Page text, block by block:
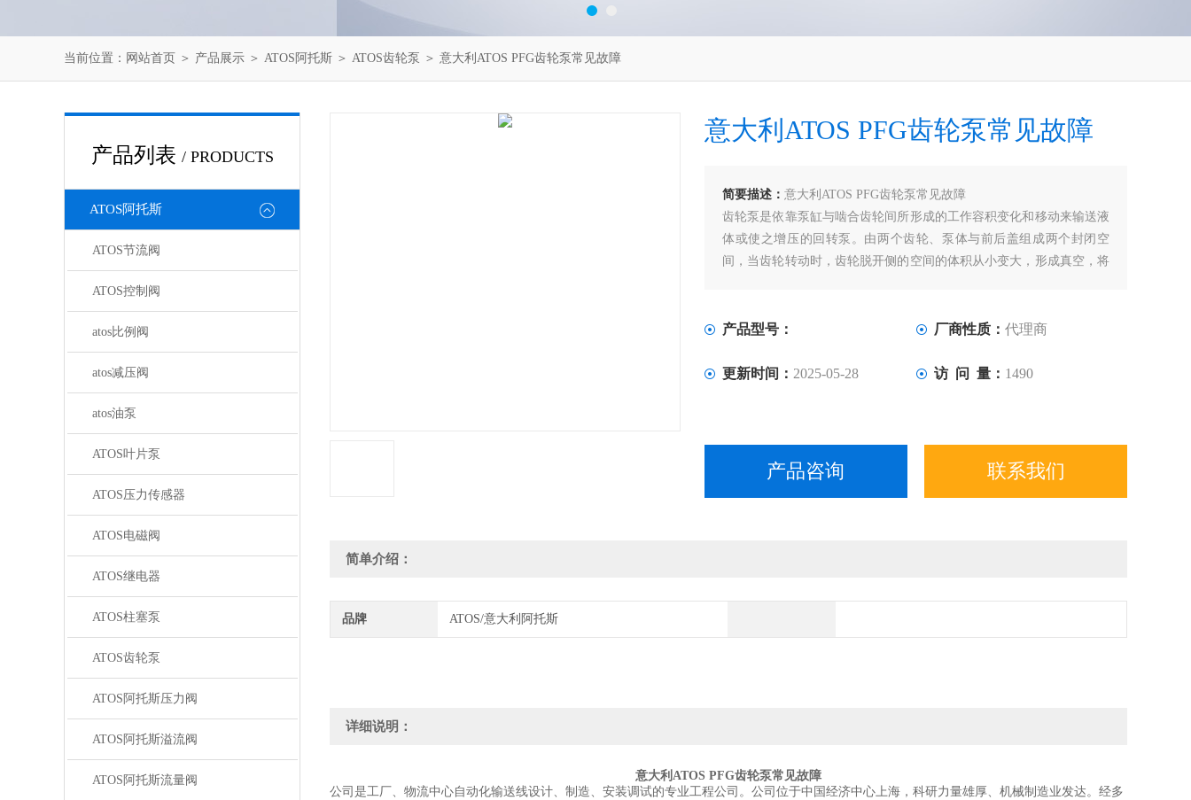
当前位置： 网站首页 ＞ 产品展示 ＞ ATOS阿托斯 ＞ ATOS齿轮泵 ＞ 意大利ATOS PFG齿轮泵常见故障
产品列表 / PRODUCTS
ATOS阿托斯
ATOS节流阀
ATOS控制阀
atos比例阀
atos减压阀
atos油泵
ATOS叶片泵
ATOS压力传感器
ATOS电磁阀
ATOS继电器
ATOS柱塞泵
ATOS齿轮泵
ATOS阿托斯压力阀
ATOS阿托斯溢流阀
ATOS阿托斯流量阀
意大利ATOS PFG齿轮泵常见故障
简要描述： 意大利ATOS PFG齿轮泵常见故障
齿轮泵是依靠泵缸与啮合齿轮间所形成的工作容积变化和移动来输送液
体或使之增压的回转泵。由两个齿轮、泵体与前后盖组成两个封闭空
间，当齿轮转动时，齿轮脱开侧的空间的体积从小变大，形成真空，将
的压力*取决于泵出口处阻力的大小。
产品型号： 厂商性质： 代理商
更新时间： 2025-05-28 访 问 量： 1490
产品咨询 联系我们
简单介绍：
品牌 ATOS/意大利阿托斯
详细说明：
意大利ATOS PFG齿轮泵常见故障
公司是工厂、物流中心自动化输送线设计、制造、安装调试的专业工程公司。公司位于中国经济中心上海，科研力量雄厚、机械制造业发达。经多